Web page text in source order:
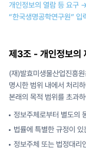
개인정보의 열람 등 요구
“한국생명공학연구원” 입
제3조 - 개인정보의
(재)발효미생물산업진흥
명시한 범위 내에서 처리
본래의 목적 범위를 초과
정보주체로부터 별도의
법률에 특별한 규정이 있
정보주체 또는 법정대리